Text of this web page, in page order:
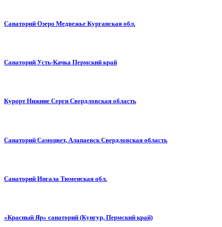
Санаторий Озеро Медвежье Курганская обл.
Санаторий Усть-Качка Пермский край
Курорт Нижние Серги Свердловская область
Санаторий Самоцвет, Алапаевск Свердловская область
Санаторий Ингала Тюменская обл.
«Красный Яр» санаторий (Кунгур, Пермский край)